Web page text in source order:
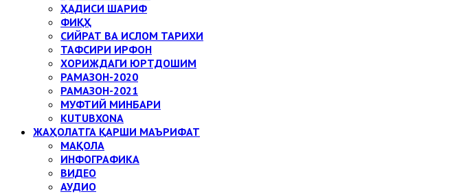
ҲАДИСИ ШАРИФ
ФИҚҲ
СИЙРАТ ВА ИСЛОМ ТАРИХИ
ТАФСИРИ ИРФОН
ХОРИЖДАГИ ЮРТДОШИМ
РАМАЗОН-2020
РАМАЗОН-2021
МУФТИЙ МИНБАРИ
KUTUBXONA
ЖАҲОЛАТГА ҚАРШИ МАЪРИФАТ
МАҚОЛА
ИНФОГРАФИКА
ВИДЕО
АУДИО